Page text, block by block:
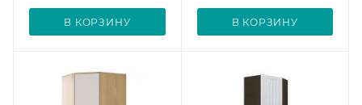
В КОРЗИНУ В КОРЗИНУ